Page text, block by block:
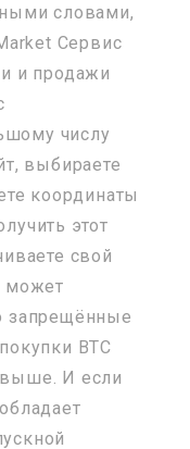
словами,
Сервис
и продажи
числу
выбираете
координаты
этот
свой
может
запрещённые
BTC
выше. И если